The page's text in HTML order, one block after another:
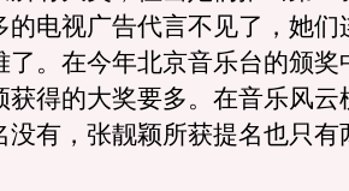
的电视广告代言不见了，她们
了。在今年北京音乐台的颁奖
获得的大奖要多。在音乐风云
没有，张靓颖所获提名也只有